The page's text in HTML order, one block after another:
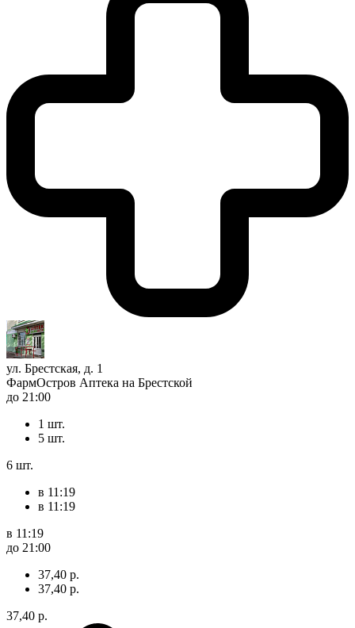
ул. Брестская, д. 1
ФармОстров Аптека на Брестской
до 21:00
1 шт.
5 шт.
6 шт.
в 11:19
в 11:19
в 11:19
до 21:00
37,40 р.
37,40 р.
37,40 р.